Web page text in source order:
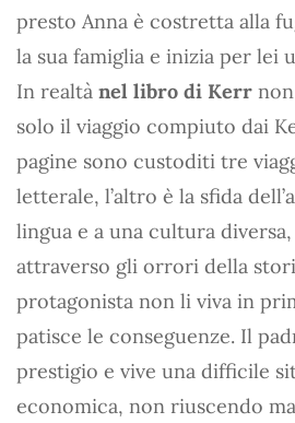
presto Anna è costretta alla
la sua famiglia e inizia per lei
In realtà nel libro di Kerr
solo il viaggio compiuto dai
pagine sono custoditi tre
letterale, l’altro è la sfida
lingua e a una cultura
attraverso gli orrori della
protagonista non li viva in
patisce le conseguenze. Il
prestigio e vive una difficile
economica, non riuscendo